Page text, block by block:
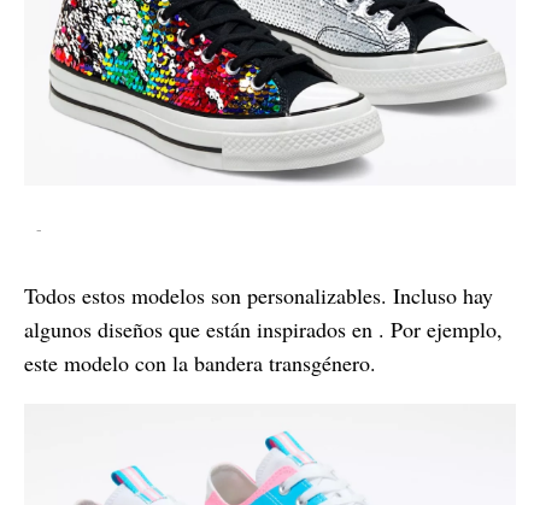
-
Todos estos modelos son personalizables. Incluso hay
algunos diseños que están inspirados en . Por ejemplo,
este modelo con la bandera transgénero.